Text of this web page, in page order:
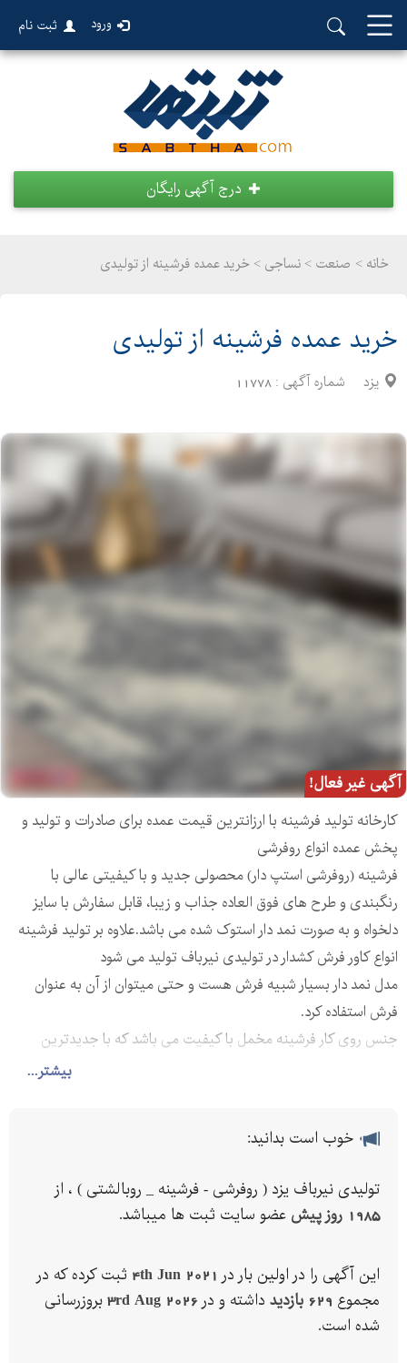
ورود ثبت نام
درج آگهی رایگان
خانه > صنعت > نساجی > خرید عمده فرشینه از تولیدی
خرید عمده فرشینه از تولیدی
یزد شماره آگهی : 11778
آگهی غیر فعال!
بیشتر...
کارخانه تولید فرشینه با ارزانترین قیمت عمده برای صادرات و تولید و
پخش عمده انواع روفرشی
فرشینه (روفرشی استپ دار) محصولی جدید و با کیفیتی عالی با
رنگبندی و طرح های فوق العاده جذاب و زیبا، قابل سفارش با سایز
دلخواه و به صورت نمد دار استوک شده می باشد.علاوه بر تولید فرشینه
انواع کاور فرش کشدار در تولیدی نیرباف تولید می شود
مدل نمد دار بسیار شبیه فرش هست و حتی میتوان از آن به عنوان
فرش استفاده کرد.
جنس روی کار فرشینه مخمل با کیفیت می باشد که با جدیدترین
دستگاه های روز دنیا انواع طرح فرش فانتزی و جذاب طبق سفارش
متری
متری
متری
پادری
خوب است بدانید:
تولیدی نیرباف یزد ( روفرشی - فرشینه _ روبالشتی ) ، از
1985 روز پیش
عضو سایت ثبت ها میباشد.
این آگهی را در اولین بار در 4th Jun 2021 ثبت کرده که در
مجموع 629 بازدید داشته و در 3rd Aug 2026 بروزرسانی
شده است.